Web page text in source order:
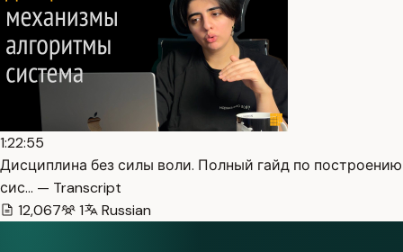
1:22:55
Дисциплина без силы воли. Полный гайд по построению
сис… — Transcript
12,067
1 Russian